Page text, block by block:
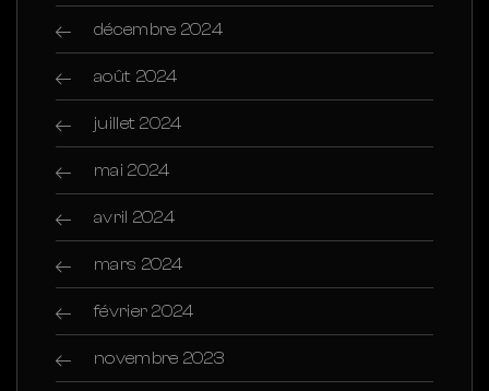
décembre 2024
août 2024
juillet 2024
mai 2024
avril 2024
mars 2024
février 2024
novembre 2023